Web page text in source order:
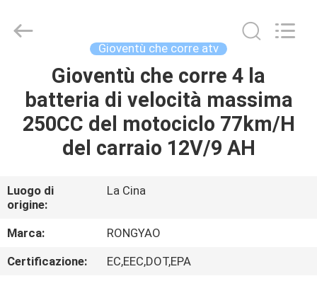
PRODOTTI
NOI
GIRO
DELLA
Rongyao
Vehicle
Gioventù che corre atv
Gioventù che corre 4 la
batteria di velocità massima
250CC del motociclo 77km/H
del carraio 12V/9 AH
Luogo di
origine:
La Cina
Marca:
RONGYAO
Certificazione:
EC,EEC,DOT,EPA